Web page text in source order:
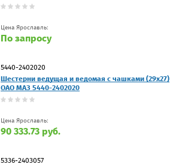
Цена Ярославль:
По запросу
5440-2402020
Шестерни ведущая и ведомая с чашками (29х27)
ОАО МАЗ 5440-2402020
Цена Ярославль:
90 333.73 руб.
5336-2403057